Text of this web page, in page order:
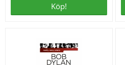
Köp!